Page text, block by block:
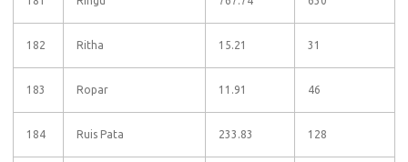
182 Ritha 15.21 31
183 Ropar 11.91 46
184 Ruis Pata 233.83 128